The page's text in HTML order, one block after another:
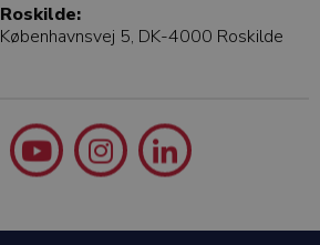
Roskilde:
Københavnsvej 5, DK-4000 Roskilde